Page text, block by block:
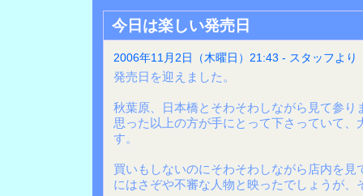
今日は楽しい発売日
2006年11月2日（木曜日）21:43 - スタッフより
発売日を迎えました。
秋葉原、日本橋とそわそわしながら見て参り
思った以上の方が手にとって下さっていて、
す。
買いもしないのにそわそわしながら店内を見
にはさぞや不審な人物と映ったでしょうが、